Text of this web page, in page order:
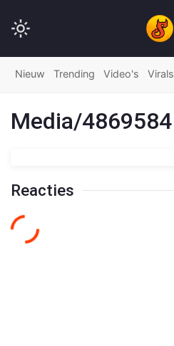
Nieuw Trending Video's Virals
Media/4869584
Reacties